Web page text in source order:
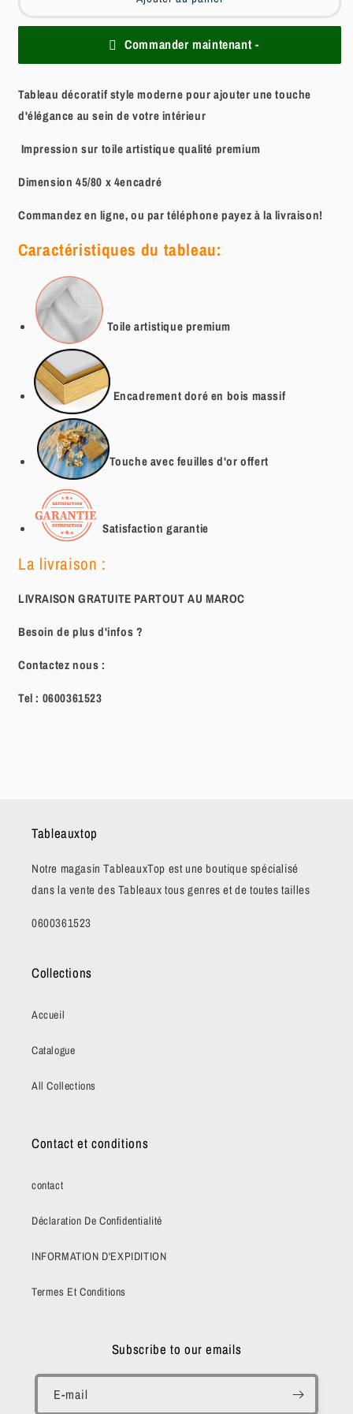
Commander maintenant -
Tableau décoratif style moderne pour ajouter une touche
d'élégance au sein de votre intérieur
Impression sur toile artistique qualité premium
Dimension 45/80 x 4encadré
Commandez en ligne, ou par téléphone payez à la livraison!
Caractéristiques du tableau:
Toile artistiquepremium
Encadrement doré en bois massif
Touche avec feuilles d'or offert
Satisfaction garantie
La livraison :
LIVRAISON GRATUITE PARTOUT AU MAROC
Besoin de plus d'infos ?
Contactez nous :
Tel : 0600361523
Tableauxtop
Notre magasin TableauxTop est une boutique spécialisé
dans la vente des Tableaux tous genres et de toutes tailles
0600361523
Collections
Accueil
Catalogue
All Collections
Contact et conditions
contact
Déclaration De Confidentialité
INFORMATION D'EXPIDITION
Termes Et Conditions
Subscribe to our emails
E-mail